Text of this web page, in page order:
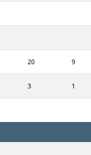
20 9
3 1